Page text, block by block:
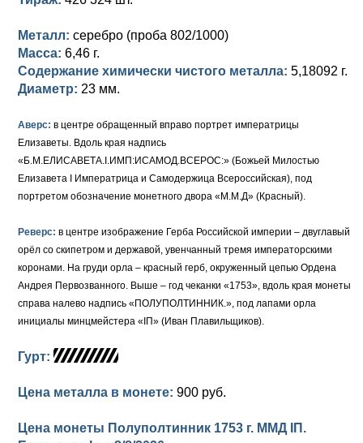
Памятные и донативные
Для Грузии
Русско-Польские
Для Польши
Медь
Для Грузии
Для Польши
Серебро
Медь
Золото
Серебро
Медь
Для Молдавии и Валахии
Таврические монеты
Петр III (1762)
Елизавета I (1741-1762)
Золото
Медь
Для Пруссии
Альбертусталер
Иоанн Антонович (1740-1741)
Петр II (1727-1730)
Екатерина I (1725-1727)
Золото
Серебро
Медь
Металл: серебро (проба 802/1000)
Масса: 6,46 г.
Содержание химически чистого металла: 5,18092 г.
Диаметр: 23 мм.
Аверс: в центре обращенный вправо портрет императрицы
Елизаветы. Вдоль края надпись
«Б.М.ЕЛИСАВЕТА.I.ИМП:ИСАМОД.ВСЕРОС:» (Божьей Милостью
Елизавета I Императрица и Самодержица Всероссийская), под
портретом обозначение монетного двора «М.М.Д» (Красный).
Реверс: в центре изображение Герба Российской империи – двуглавый
орёл со скипетром и державой, увенчанный тремя императорскими
коронами. На груди орла – красный герб, окруженный цепью Ордена
Андрея Первозванного. Выше – год чеканки «1753», вдоль края монеты
справа налево надпись «ПОЛУПОЛТИННИК.», под лапами орла
инициалы минцмейстера «IП» (Иван Плавильщиков).
Гурт:
Цена металла в монете: 900 руб.
Цена монеты Полуполтинник 1753 г. ММД IП.